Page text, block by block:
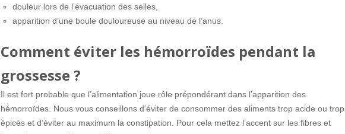
douleur lors de l’évacuation des selles,
apparition d’une boule douloureuse au niveau de l’anus.
Comment éviter les hémorroïdes pendant la
grossesse ?
Il est fort probable que l’alimentation joue rôle prépondérant dans l’apparition des
hémorroïdes. Nous vous conseillons d’éviter de consommer des aliments trop acide ou trop
épicés et d’éviter au maximum la constipation. Pour cela mettez l’accent sur les fibres et